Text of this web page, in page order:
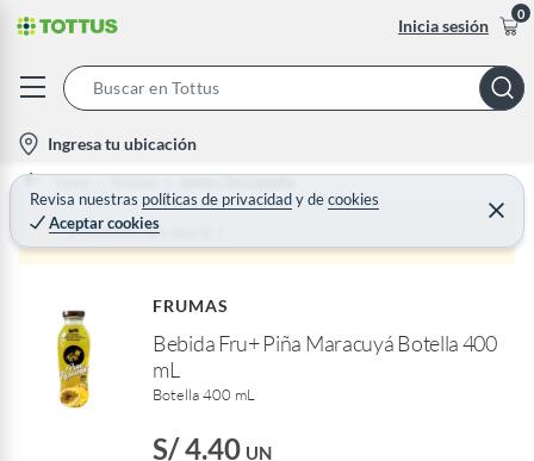
Inicia sesión
0
h
o
t
Ingresa tu ubicación
Revisa nuestras políticas de privacidadydecookies
Aceptar cookies
C
e
r
Home Bebidas Jugos y Tes Liquidos
Producto sin stock :(
FRUMAS
Bebida Fru+ Piña Maracuyá Botella 400
mL
Botella 400 mL
S/ 4.40 UN